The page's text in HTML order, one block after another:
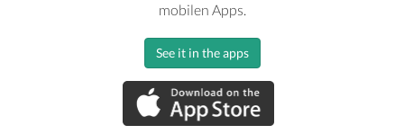
mobilen Apps.
See it in the apps